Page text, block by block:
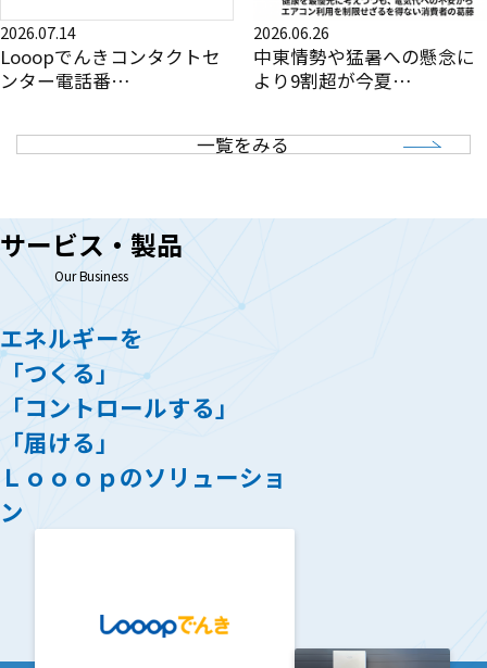
2026.07.14
Looopでんきコンタクトセ
ンター電話番…
2026.06.26
中東情勢や猛暑への懸念に
より9割超が今夏…
一覧をみる
サービス・製品
Our Business
エネルギーを
「つくる」
「コントロールする」
「届ける」
Ｌｏｏｏｐのソリューショ
ン